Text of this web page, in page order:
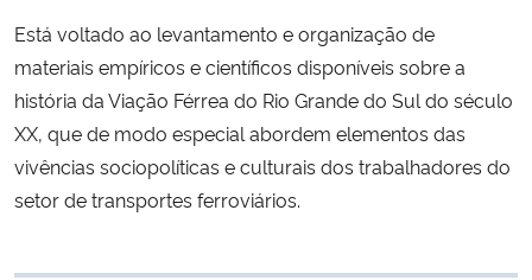
Está voltado ao levantamento e organização de
materiais empíricos e científicos disponíveis sobre a
história da Viação Férrea do Rio Grande do Sul do século
XX, que de modo especial abordem elementos das
vivências sociopolíticas e culturais dos trabalhadores do
setor de transportes ferroviários.